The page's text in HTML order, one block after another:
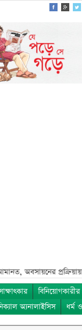
প্রক্রিয়ায় ৫ আর্থিক
অ্যনালাইসিস ধর্ম